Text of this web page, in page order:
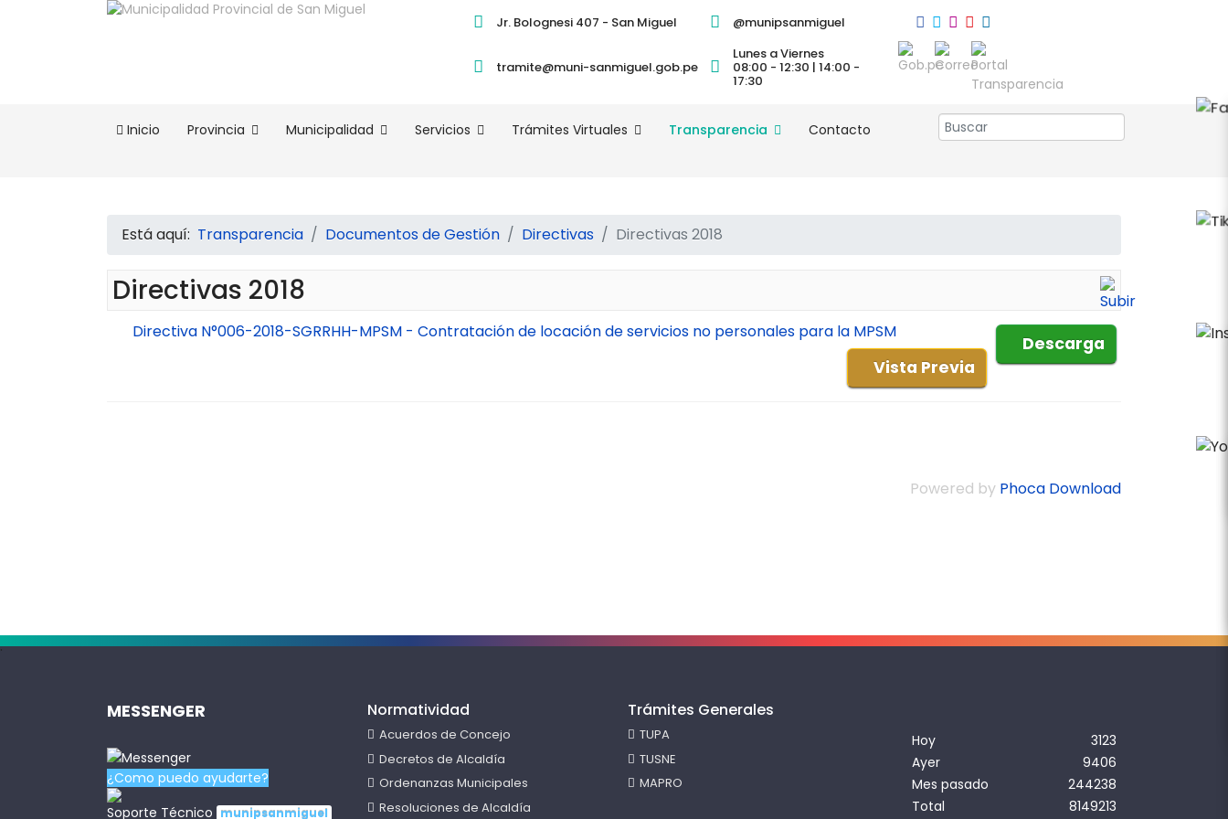
Jr. Bolognesi 407 - San Miguel @munipsanmiguel
tramite@muni-sanmiguel.gob.pe
Lunes a Viernes
08:00 - 12:30 | 14:00 -
17:30
Inicio Provincia Municipalidad Servicios Trámites Virtuales Transparencia Contacto
Está aquí: Transparencia Documentos de Gestión Directivas Directivas 2018
Directivas 2018
Directiva N°006-2018-SGRRHH-MPSM - Contratación de locación de servicios no personales para la MPSM
Descarga
Vista Previa
Powered by Phoca Download
.
MESSENGER
¿Como puedo ayudarte?
Soporte Técnico
munipsanmiguel
Normatividad
Acuerdos de Concejo
Decretos de Alcaldía
Ordenanzas Municipales
Resoluciones de Alcaldía
Trámites Generales
TUPA
TUSNE
MAPRO
Hoy
Ayer
Mes pasado
Total
3123
9406
244238
8149213